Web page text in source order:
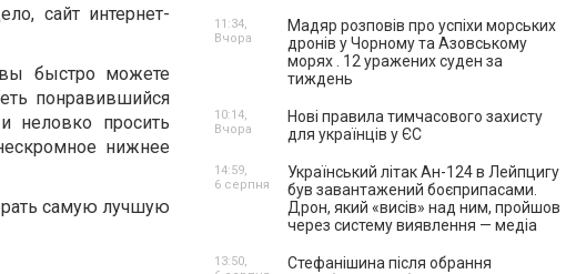
сайт интернет-
вы быстро можете
понравившийся
неловко просить
нижнее
самую лучшую
Мадяр розповів про успіхи морських
дронів у Чорному та Азовському
морях . 12 уражених суден за
тиждень
11:34,
Вчора
Нові правила тимчасового захисту
для українців у ЄС
10:14,
Вчора
Український літак Ан-124 в Лейпцигу
був завантажений боєприпасами.
Дрон, який «висів» над ним, пройшов
через систему виявлення — медіа
14:59,
6 серпня
Стефанішина після обрання
13:50,